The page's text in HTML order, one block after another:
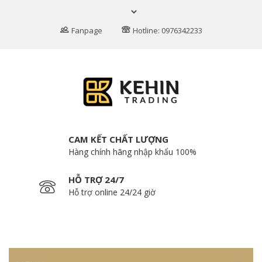
Fanpage Hotline: 0976342233
CAM KẾT CHẤT LƯỢNG
Hàng chính hãng nhập khẩu 100%
HỖ TRỢ 24/7
Hỗ trợ online 24/24 giờ